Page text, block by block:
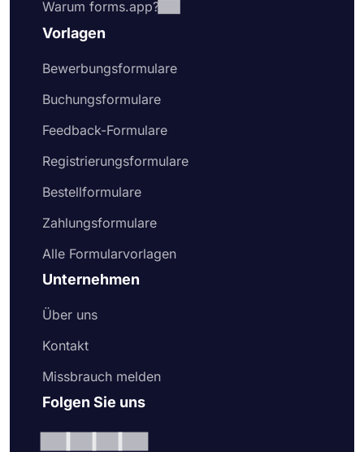
Warum forms.app?
Vorlagen
Bewerbungsformulare
Buchungsformulare
Feedback-Formulare
Registrierungsformulare
Bestellformulare
Zahlungsformulare
Alle Formularvorlagen
Unternehmen
Über uns
Kontakt
Missbrauch melden
Folgen Sie uns